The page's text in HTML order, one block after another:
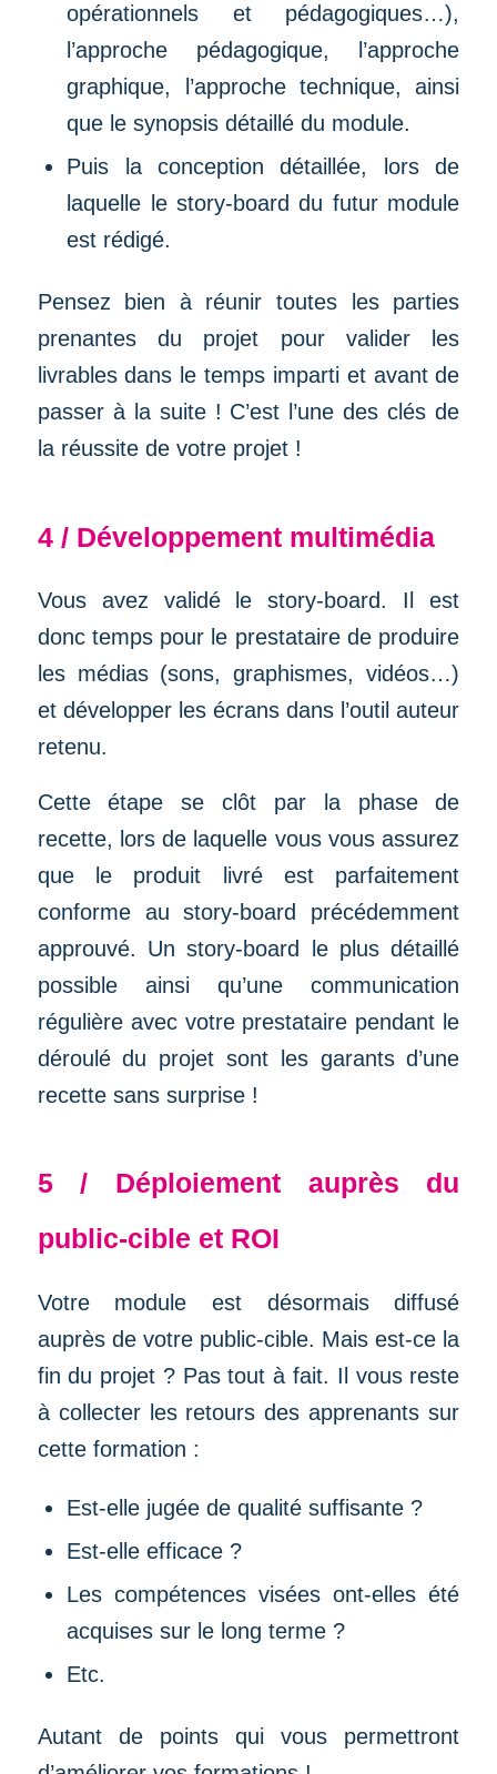
opérationnels et pédagogiques…),
l’approche pédagogique, l’approche
graphique, l’approche technique, ainsi
que le synopsis détaillé du module.
Puis la conception détaillée, lors de
laquelle le story-board du futur module
est rédigé.
Pensez bien à réunir toutes les parties
prenantes du projet pour valider les
livrables dans le temps imparti et avant de
passer à la suite ! C’est l’une des clés de
la réussite de votre projet !
4 / Développement multimédia
Vous avez validé le story-board. Il est
donc temps pour le prestataire de produire
les médias (sons, graphismes, vidéos…)
et développer les écrans dans l’outil auteur
retenu.
Cette étape se clôt par la phase de
recette, lors de laquelle vous vous assurez
que le produit livré est parfaitement
conforme au story-board précédemment
approuvé. Un story-board le plus détaillé
possible ainsi qu’une communication
régulière avec votre prestataire pendant le
déroulé du projet sont les garants d’une
recette sans surprise !
5 / Déploiement auprès du
public-cible et ROI
Votre module est désormais diffusé
auprès de votre public-cible. Mais est-ce la
fin du projet ? Pas tout à fait. Il vous reste
à collecter les retours des apprenants sur
cette formation :
Est-elle jugée de qualité suffisante ?
Est-elle efficace ?
Les compétences visées ont-elles été
acquises sur le long terme ?
Etc.
Autant de points qui vous permettront